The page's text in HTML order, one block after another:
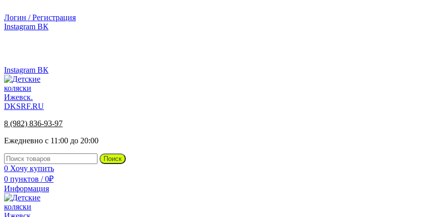
Логин / Регистрация
Instagram ВК
Instagram ВК
8 (982) 836-93-97
Ежедневно с 11:00 до 20:00
Поиск
0 Хочу купить
0 пунктов / 0₽
Информация